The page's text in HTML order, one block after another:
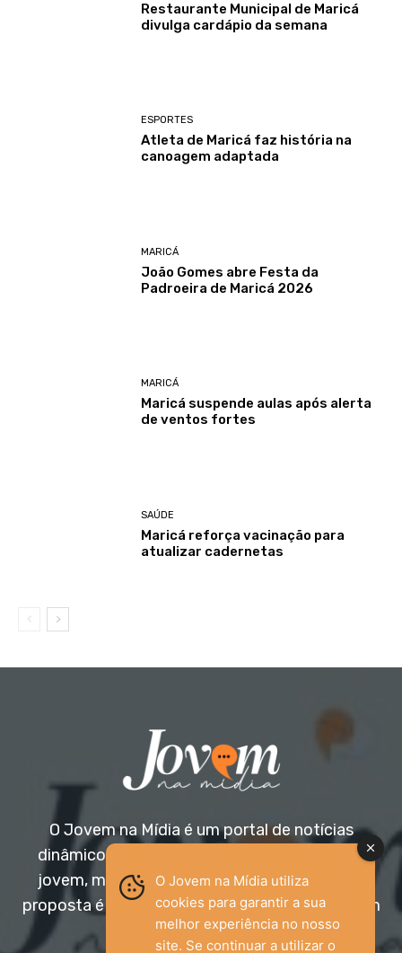
Restaurante Municipal de Maricá
divulga cardápio da semana
ESPORTES
Atleta de Maricá faz história na
canoagem adaptada
MARICÁ
João Gomes abre Festa da
Padroeira de Maricá 2026
MARICÁ
Maricá suspende aulas após alerta
de ventos fortes
SAÚDE
Maricá reforça vacinação para
atualizar cadernetas
O Jovem na Mídia é um portal de notícias
dinâmico e acessível, voltado para o público
jovem, mas aberto a todas as idades. Nossa
proposta é trazer informação relevante com um
olhar diferenciado.
O Jovem na Mídia utiliza
cookies para garantir a sua
melhor experiência no nosso
site. Se continuar a utilizar o